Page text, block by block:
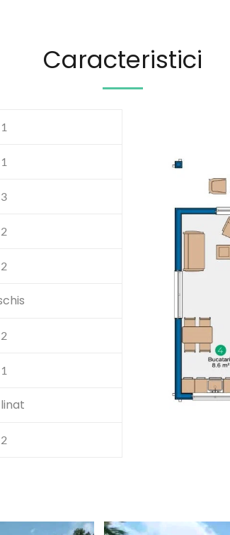
Caracteristici
1
1
3
2
2
2
1
2